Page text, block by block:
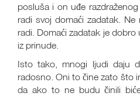
posluša i on uđe
radi svoj domaći zadatak.
radi. Domaći zadatak je
iz prinude.
Isto tako, mnogi ljudi daju
radosno. Oni to čine zato što
da ako to ne budu činili